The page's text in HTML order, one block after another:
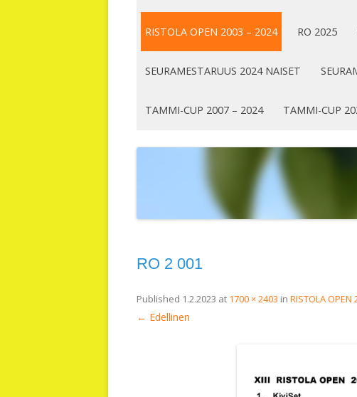
RISTOLA OPEN 2003 – 2024 RO 2025
SEURAMESTARUUS 2024 NAISET
TAMMI-CUP 2007 – 2024 TAMMI-CUP
RO 2 001
Published 1.2.2023 at 1700 × 2403 in RISTOLA OPEN
← Edellinen